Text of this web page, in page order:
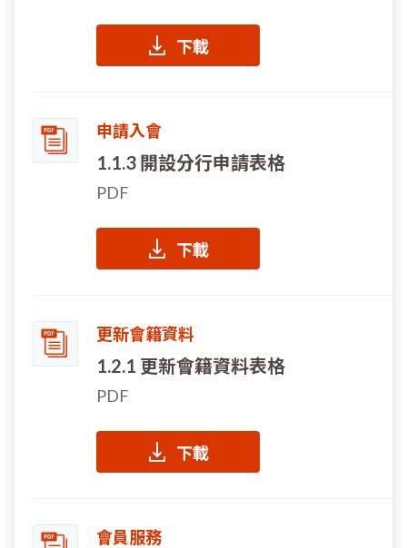
下載
申請入會
1.1.3 開設分行申請表格
PDF
下載
更新會籍資料
1.2.1 更新會籍資料表格
PDF
下載
會員服務